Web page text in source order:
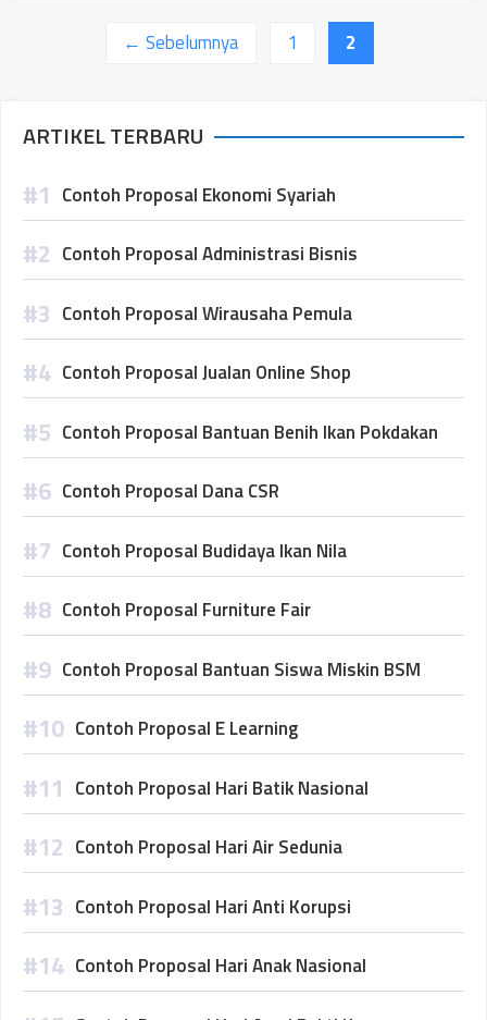
← Sebelumnya Halaman
1 Halaman
2
ARTIKEL TERBARU
Contoh Proposal Ekonomi Syariah
Contoh Proposal Administrasi Bisnis
Contoh Proposal Wirausaha Pemula
Contoh Proposal Jualan Online Shop
Contoh Proposal Bantuan Benih Ikan Pokdakan
Contoh Proposal Dana CSR
Contoh Proposal Budidaya Ikan Nila
Contoh Proposal Furniture Fair
Contoh Proposal Bantuan Siswa Miskin BSM
Contoh Proposal E Learning
Contoh Proposal Hari Batik Nasional
Contoh Proposal Hari Air Sedunia
Contoh Proposal Hari Anti Korupsi
Contoh Proposal Hari Anak Nasional